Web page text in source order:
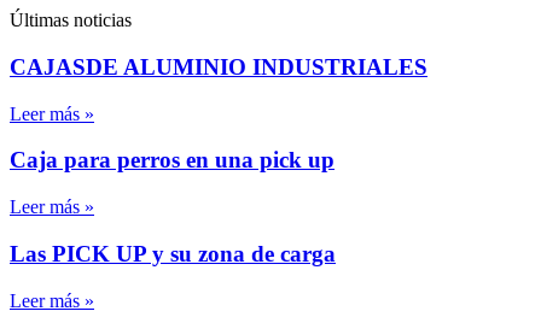
Últimas noticias
CAJASDE ALUMINIO INDUSTRIALES
Leer más »
Caja para perros en una pick up
Leer más »
Las PICK UP y su zona de carga
Leer más »